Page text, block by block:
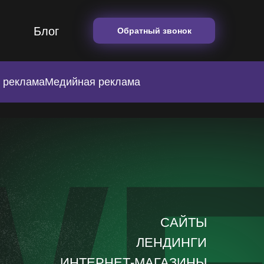
Блог Обратный звонок
рекламаМедийная реклама
САЙТЫ
ЛЕНДИНГИ